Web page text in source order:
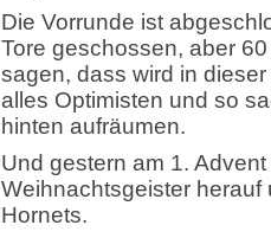
Die Vorrunde ist
Tore geschossen, aber
sagen, dass wird in
alles Optimisten und so
hinten aufräumen.
Und gestern am 1.
Weihnachtsgeister
Hornets.